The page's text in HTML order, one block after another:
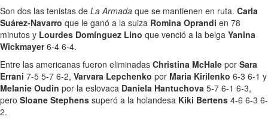
Son dos las tenistas de La Armada que se mantienen en ruta. Carla
Suárez-Navarro que le ganó a la suiza Romina Oprandi en 78
minutos y Lourdes Domínguez Lino que venció a la belga Yanina
Wickmayer6-4 6-4.
Entre las americanas fueron eliminadas Christina McHale por Sara
Errani 7-5 5-7 6-2, Varvara Lepchenko por Maria Kirilenko 6-3 6-1 y
Melanie Oudin por la eslovaca Daniela Hantuchova 5-7 6-1 6-3,
pero Sloane Stephens superó a la holandesa Kiki Bertens 4-6 6-3 6-
2.